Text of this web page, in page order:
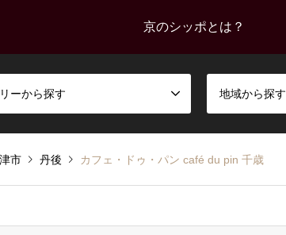
京のシッポとは？
ーから探す 地域から探す
市 丹後 カフェ・ドゥ・パン café du pin 千歳